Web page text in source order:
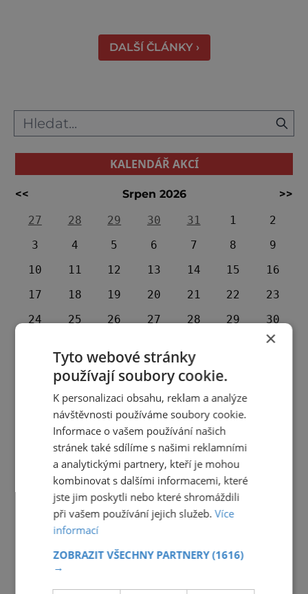
DALŠÍ ČLÁNKY ›
KALENDÁŘ AKCÍ
<< Srpen 2026
>>
27
28 29 30 31 1
2
3
4 5 6 7 8
9
10
11 12 13 14 15
16
17
18 19 20 21 22
23
24
25 26 27 28 29
30
6
×
Tyto webové stránky
používají soubory cookie.
K personalizaci obsahu, reklam a analýze
návštěvnosti používáme soubory cookie.
Informace o vašem používání našich
stránek také sdílíme s našimi reklamními
a analytickými partnery, kteří je mohou
kombinovat s dalšími informacemi, které
jste jim poskytli nebo které shromáždili
při vašem používání jejich služeb.Více
informací
ZOBRAZIT VŠECHNY PARTNERY(1616)
→